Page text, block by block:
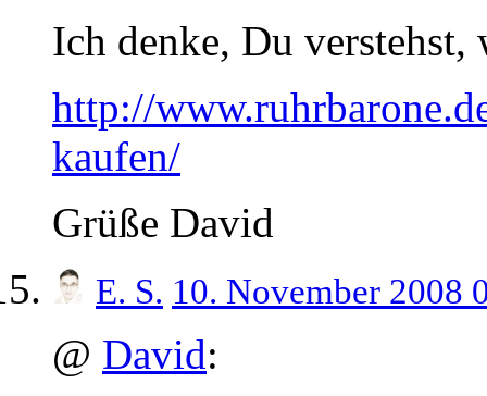
Ich denke, Du
http://
kaufen/
Grüße David
E. S. 10. November 2008
@ David: